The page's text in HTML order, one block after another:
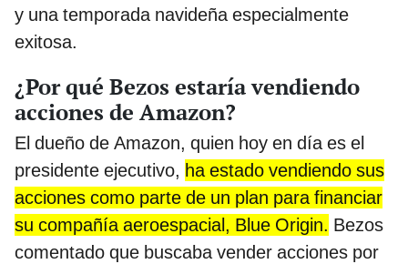
y una temporada navideña especialmente
exitosa.
¿Por qué Bezos estaría vendiendo
acciones de Amazon?
El dueño de Amazon, quien hoy en día es el
presidente ejecutivo, ha estado vendiendo sus
acciones como parte de un plan para financiar
su compañía aeroespacial, Blue Origin. Bezos
comentado que buscaba vender acciones por